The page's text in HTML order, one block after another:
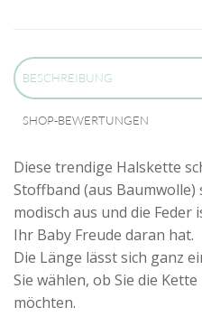
BESCHREIBUNG
SHOP-BEWERTUNGEN
Diese trendige Halskette
Stoffband (aus Baumwolle)
modisch aus und die Feder
Ihr Baby Freude daran hat.
Die Länge lässt sich ganz
Sie wählen, ob Sie die
möchten.